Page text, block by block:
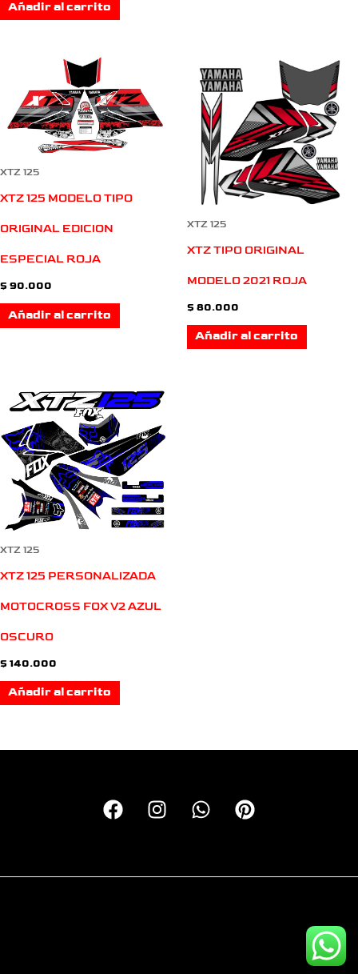
Añadir al carrito
XTZ 125
XTZ 125 MODELO TIPO
ORIGINAL EDICION
ESPECIAL ROJA
$ 90.000
Añadir al carrito
XTZ 125
XTZ TIPO ORIGINAL
MODELO 2021 ROJA
$ 80.000
Añadir al carrito
XTZ 125
XTZ 125 PERSONALIZADA
MOTOCROSS FOX V2 AZUL
OSCURO
$ 140.000
Añadir al carrito